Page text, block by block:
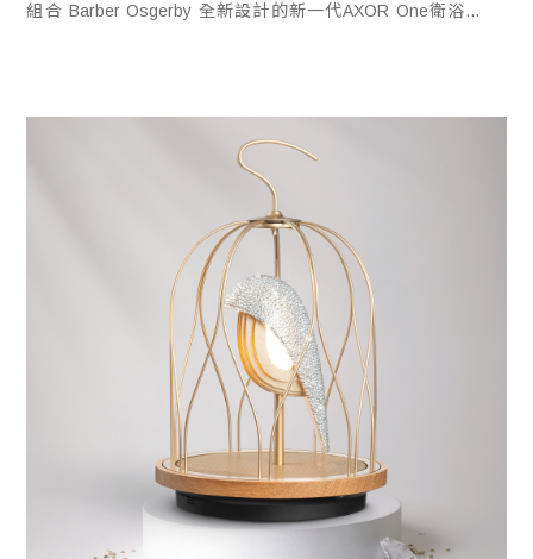
組合 Barber Osgerby 全新設計的新一代AXOR One衛浴產
首次來到台灣，與台灣消費者分享 AXOR One 系列的設計原
點與美學意涵，希望開創台灣不一樣的衛浴新時代。